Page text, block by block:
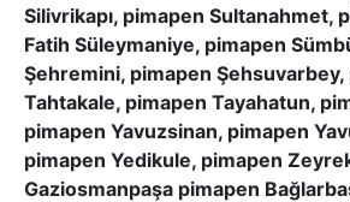
Silivrikapı, pimapen Sultanahmet,
Fatih Süleymaniye, pimapen
Şehremini, pimapen Şehsuvarbey,
Tahtakale, pimapen Tayahatun,
pimapen Yavuzsinan, pimapen
pimapen Yedikule, pimapen
Gaziosmanpaşa pimapen